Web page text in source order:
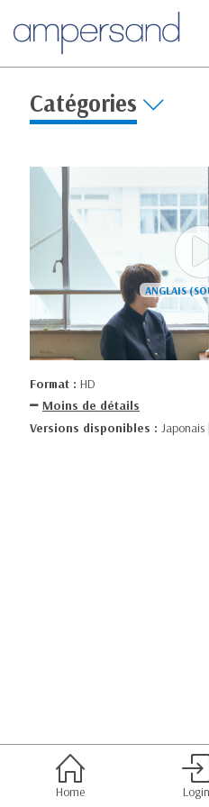
Catégories
Format : HD
Moins de détails
Versions disponibles : Japonais
Home Login